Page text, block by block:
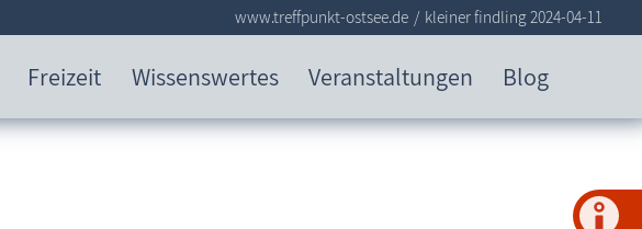
Freizeit Wissenswertes Veranstaltungen Blog
www.treffpunkt-ostsee.de kleiner findling 2024-04-11